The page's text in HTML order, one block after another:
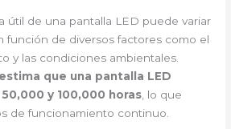
útil de una pantalla LED puede variar
función de diversos factores como el
y las condiciones ambientales.
que una pantalla LED
y 100,000 horas , lo que
de funcionamiento continuo.